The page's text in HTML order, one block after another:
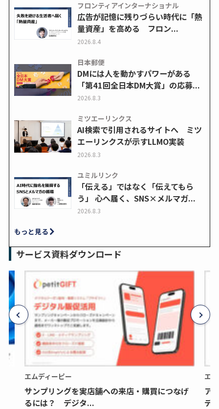
フロンティアインターナショナル
広告が記憶に残りづらい時代に「熱
量資産」を高める フロン...
2026.8.4
日本郵便
DMには人を動かすパワーがある
「第41回全日本DM大賞」の応募...
2026.8.3
ミツエーリンクス
AI検索で引用されるサイトへ ミツ
エーリンクスが示すLLMO実装
2026.8.3
ユミルリンク
「伝える」ではなく「伝えてもら
う」 心へ届く、SNS×メルマガ...
2026.8.3
もっと見る
サービス資料ダウンロード
エムディーピー
サンプリングを実店舗への来店・購買につなげ
るには？ デジタ...
エ
ア
デ